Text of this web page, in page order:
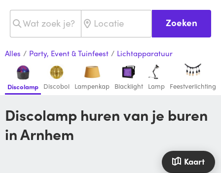
Zoeken
Alles / Party, Event & Tuinfeest / Lichtapparatuur
Discolamp Discobol Lampenkap Blacklight Lamp Feestverlichting
Discolamp huren van je buren
in Arnhem
Kaart